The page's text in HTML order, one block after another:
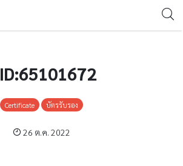
ID:65101672
Certificate บัตรรับรอง
26 ต.ค. 2022